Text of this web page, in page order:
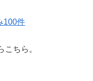
100件
ちら。